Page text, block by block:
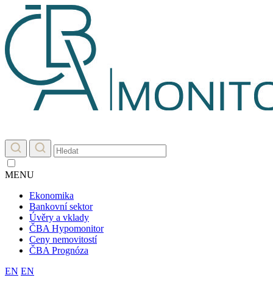
MENU
Ekonomika
Bankovní sektor
Úvěry a vklady
ČBA Hypomonitor
Ceny nemovitostí
ČBA Prognóza
EN EN